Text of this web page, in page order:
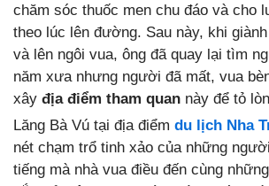
chăm sóc thuốc men chu đáo và cho
theo lúc lên đường. Sau này, khi
và lên ngôi vua, ông đã quay lại tìm
năm xưa nhưng người đã mất, vua
xây địa điểm tham quan này để tỏ
Lăng Bà Vú tại địa điểm du lịch Nha
nét chạm trổ tinh xảo của những
tiếng mà nhà vua điều đến cùng